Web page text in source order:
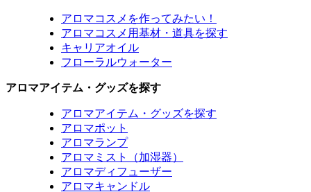
アロマコスメを作ってみたい！
アロマコスメ用基材・道具を探す
キャリアオイル
フローラルウォーター
アロマアイテム・グッズを探す
アロマアイテム・グッズを探す
アロマポット
アロマランプ
アロマミスト（加湿器）
アロマディフューザー
アロマキャンドル